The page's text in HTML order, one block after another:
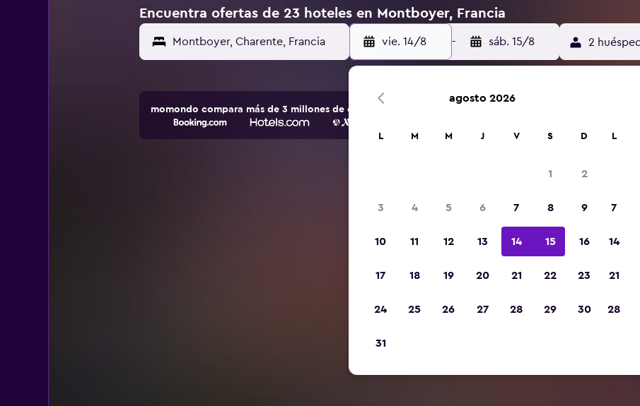
Encuentra ofertas de 23 hoteles en Montboyer, Francia
vie. 14/8 - sáb. 15/8 2
momondo compara más de 3 millones de opciones de hoteles y alojamientos.
agosto 2026
L M M J V S D
1 2
3 4 5 6 7 8 9
10 11 12 13 14 15 16
17 18 19 20 21 22 23
24 25 26 27 28 29 30
31
L
7
14
21
28